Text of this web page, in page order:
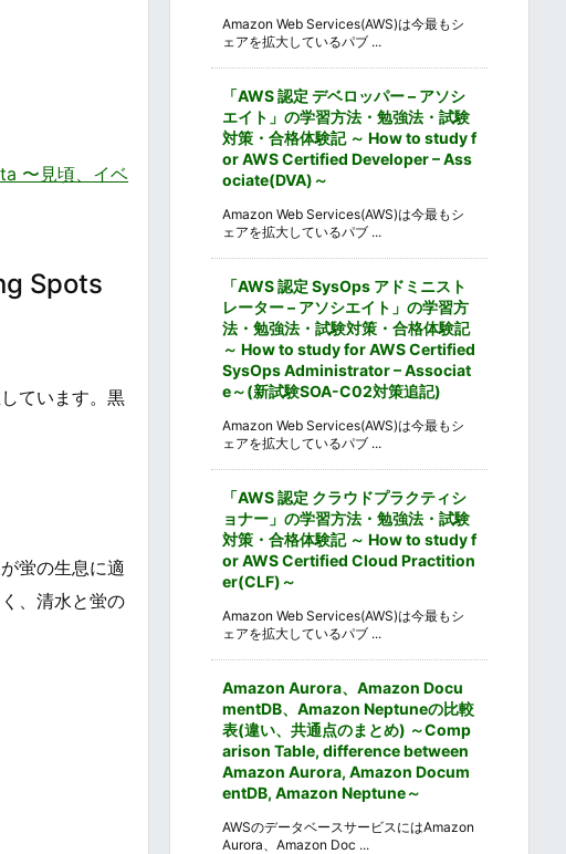
〜見頃、イベ
Spots
ています。黒
蛍の生息に適
、清水と蛍の
Amazon Web Services(AWS)は今最もシ
ェアを拡大しているパブ ...
「AWS 認定 デベロッパー – アソシ
エイト」の学習方法・勉強法・試験
対策・合格体験記 ～ How to study f
or AWS Certified Developer – Ass
ociate(DVA)～
Amazon Web Services(AWS)は今最もシ
ェアを拡大しているパブ ...
「AWS 認定 SysOps アドミニスト
レーター – アソシエイト」の学習方
法・勉強法・試験対策・合格体験記
～ How to study for AWS Certified
SysOps Administrator – Associat
e～(新試験SOA-C02対策追記)
Amazon Web Services(AWS)は今最もシ
ェアを拡大しているパブ ...
「AWS 認定 クラウドプラクティシ
ョナー」の学習方法・勉強法・試験
対策・合格体験記 ～ How to study f
or AWS Certified Cloud Practition
er(CLF)～
Amazon Web Services(AWS)は今最もシ
ェアを拡大しているパブ ...
Amazon Aurora、Amazon Docu
mentDB、Amazon Neptuneの比較
表(違い、共通点のまとめ) ～Comp
arison Table, difference between
Amazon Aurora, Amazon Docum
entDB, Amazon Neptune～
AWSのデータベースサービスにはAmazon
Aurora、Amazon Doc ...